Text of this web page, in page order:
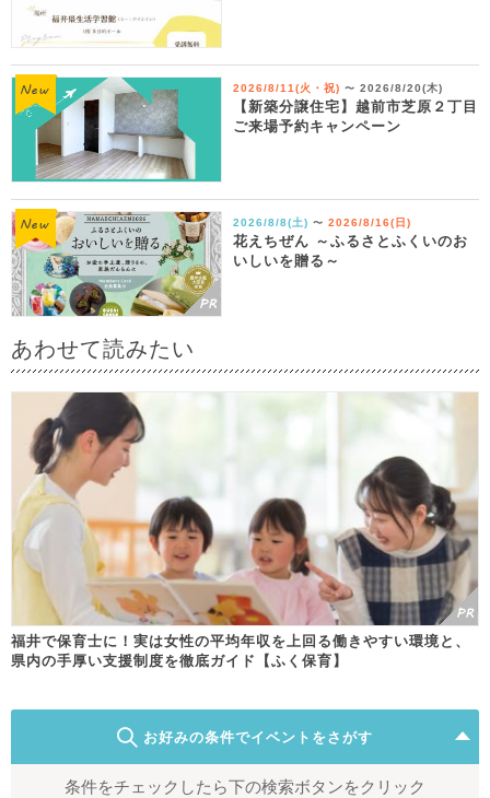
2026/8/11(火・祝) 〜 2026/8/20(木)
【新築分譲住宅】越前市芝原２丁目
ご来場予約キャンペーン
2026/8/8(土) 〜 2026/8/16(日)
花えちぜん ～ふるさとふくいのお
いしいを贈る～
あわせて読みたい
福井で保育士に！実は女性の平均年収を上回る働きやすい環境と、
県内の手厚い支援制度を徹底ガイド【ふく保育】
お好みの条件でイベントをさがす
条件をチェックしたら下の検索ボタンをクリック